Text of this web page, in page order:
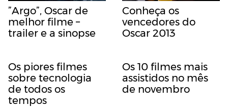
”Argo”, Oscar de
melhor filme –
trailer e a sinopse
Conheça os
vencedores do
Oscar 2013
Os piores filmes
sobre tecnologia
de todos os
tempos
Os 10 filmes mais
assistidos no mês
de novembro